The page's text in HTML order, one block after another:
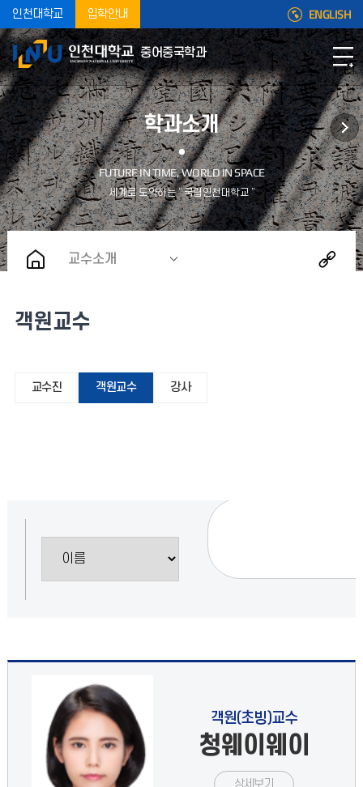
인천대학교 입학안내 ENGLISH
중어중국학과
학과소개
교수소개
객원교수
교수진 객원교수 강사
객원(초빙)교수
청웨이웨이
상세보기